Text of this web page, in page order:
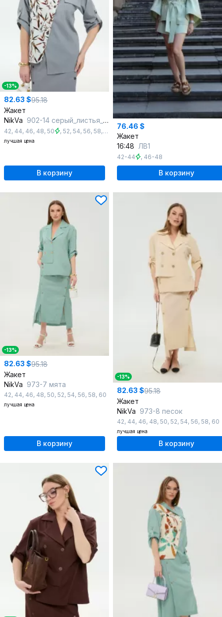
-13%
82.63 $95.18
Жакет
NikVa 902-14 серый_листья_мультиколор
42, 44, 46, 48, 50 , 52, 54, 56, 58, 60
лучшая цена
В корзину
76.46 $
Жакет
16:48 ЛВ1
42-44 , 46-48
В корзину
-13%
82.63 $95.18
Жакет
NikVa 973-7 мята
42, 44, 46, 48, 50, 52, 54, 56, 58, 60
лучшая цена
В корзину
-13%
82.63 $95.18
Жакет
NikVa 973-8 песок
42, 44, 46, 48, 50, 52, 54, 56, 58, 60
лучшая цена
В корзину